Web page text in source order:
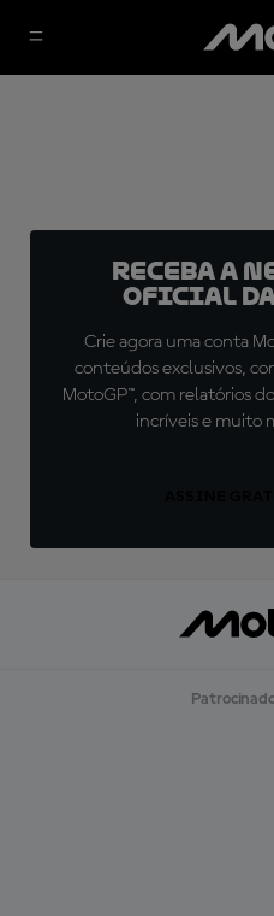
Receba a
oficial da
Crie agora uma conta
conteúdos exclusivos,
MotoGP™, com relatórios
incríveis e muito